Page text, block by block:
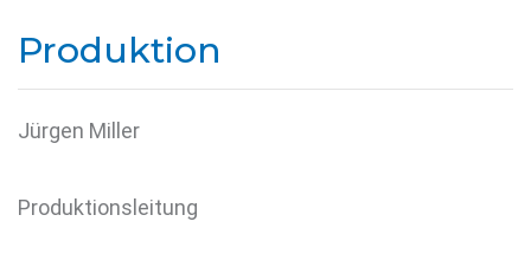
Produktion
Jürgen Miller
Produktionsleitung